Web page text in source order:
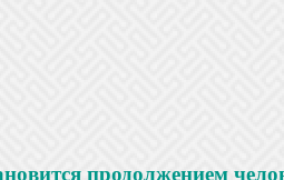
продолжением